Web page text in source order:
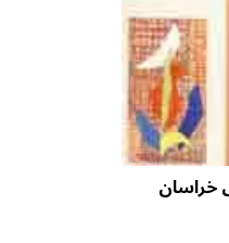
خراسان